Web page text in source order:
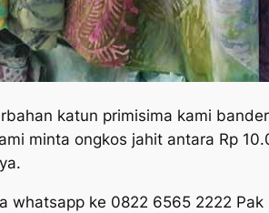
katun primisima kami
minta ongkos jahit antara Rp
whatsapp ke 0822 6565 2222 Pak